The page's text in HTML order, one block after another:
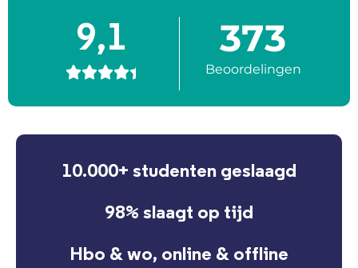
9,1

373
Beoordelingen
10.000+ studenten geslaagd
98% slaagt op tijd
Hbo & wo, online & offline